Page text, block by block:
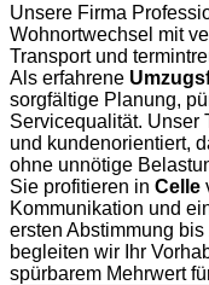
Unsere Firma
Wohnortwechsel mit
Transport und
Als erfahrene
sorgfältige Planung,
Servicequalität. Unser
und kundenorientiert,
ohne unnötige
Sie profitieren in Celle
Kommunikation und
ersten Abstimmung
begleiten wir Ihr
spürbarem Mehrwert